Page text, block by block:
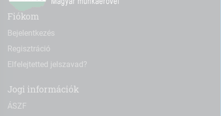
Fiókom
Bejelentkezés
Regisztráció
Elfelejtetted jelszavad?
Jogi információk
ÁSZF